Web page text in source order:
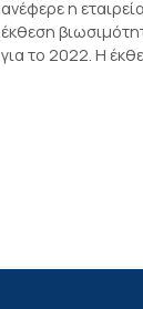
ανέφερε η
έκθεση
για το 2022. Η